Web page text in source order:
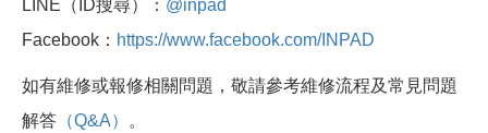
LINE（ID搜尋）： @inpad
Facebook： https://www.facebook.com/INPAD
如有維修或報修相關問題，敬請參考維修流程及常見問題
解答 （Q&A） 。